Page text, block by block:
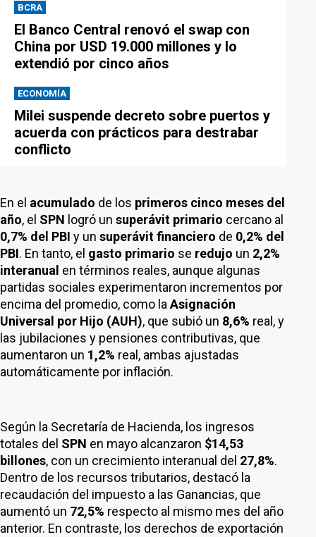
BCRA
El Banco Central renovó el swap con
China por USD 19.000 millones y lo
extendió por cinco años
ECONOMÍA
Milei suspende decreto sobre puertos y
acuerda con prácticos para destrabar
conflicto
En el acumulado de los primeros cinco meses del
año, el SPN logró un superávit primario cercano al
0,7% del PBI y un superávit financiero de 0,2% del
PBI. En tanto, el gasto primario se redujo un 2,2%
interanual en términos reales, aunque algunas
partidas sociales experimentaron incrementos por
encima del promedio, como la Asignación
Universal por Hijo (AUH), que subió un 8,6% real, y
las jubilaciones y pensiones contributivas, que
aumentaron un 1,2% real, ambas ajustadas
automáticamente por inflación.
Según la Secretaría de Hacienda, los ingresos
totales del SPN en mayo alcanzaron $14,53
billones, con un crecimiento interanual del 27,8%.
Dentro de los recursos tributarios, destacó la
recaudación del impuesto a las Ganancias, que
aumentó un 72,5% respecto al mismo mes del año
anterior. En contraste, los derechos de exportación